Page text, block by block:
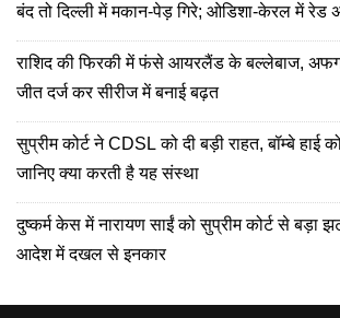
बंद तो दिल्ली में मकान-पेड़ गिरे; ओडिशा-केरल में रेड
राशिद की फिरकी में फंसे आयरलैंड के बल्लेबाज,
जीत दर्ज कर सीरीज में बनाई बढ़त
सुप्रीम कोर्ट ने CDSL को दी बड़ी राहत, बॉम्बे हाई
जानिए क्या करती है यह संस्था
दुष्कर्म केस में नारायण साईं को सुप्रीम कोर्ट से बड़ा
आदेश में दखल से इनकार